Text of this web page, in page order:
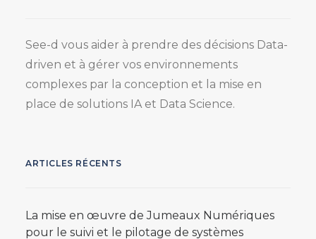
See-d vous aider à prendre des décisions Data-
driven et à gérer vos environnements
complexes par la conception et la mise en
place de solutions IA et Data Science.
ARTICLES RÉCENTS
La mise en œuvre de Jumeaux Numériques
pour le suivi et le pilotage de systèmes